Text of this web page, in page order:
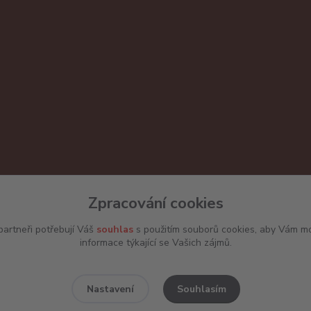
Zpracování cookies
potřebují Váš souhlass použitím souborů cookies, aby Vám
informace týkající se Vašich zájmů.
Nastavení Souhlasím